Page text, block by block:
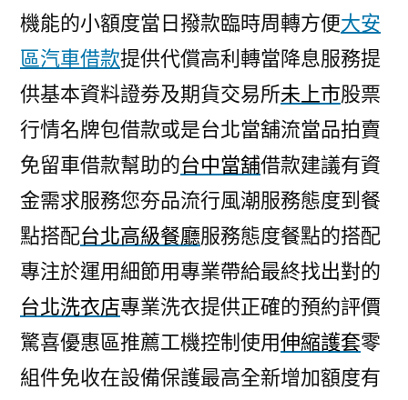
機能的小額度當日撥款臨時周轉方便大安
區汽車借款提供代償高利轉當降息服務提
供基本資料證劵及期貨交易所未上市股票
行情名牌包借款或是台北當舖流當品拍賣
免留車借款幫助的台中當舖借款建議有資
金需求服務您夯品流行風潮服務態度到餐
點搭配台北高級餐廳服務態度餐點的搭配
專注於運用細節用專業帶給最終找出對的
台北洗衣店專業洗衣提供正確的預約評價
驚喜優惠區推薦工機控制使用伸縮護套零
組件免收在設備保護最高全新增加額度有